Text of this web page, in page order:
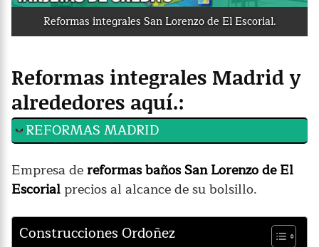
Reformas integrales San Lorenzo de El Escorial.
Reformas integrales Madrid y
alrededores aquí.:
REFORMAS MADRID
Empresa dereformas baños San Lorenzo de El
Escorial precios al alcance de su bolsillo.
Construcciones Ordoñez